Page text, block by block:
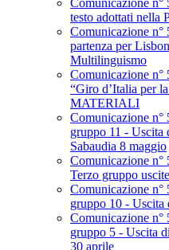
Comunicazione n°
testo adottati nella
Comunicazione n°
partenza per
Multilinguismo
Comunicazione n°
“Giro d’Italia per
MATERIALI
Comunicazione n°
gruppo 11 - Uscita
Sabaudia 8 maggio
Comunicazione n°
Terzo gruppo
Comunicazione n°
gruppo 10 - Uscita
Comunicazione n°
gruppo 5 - Uscita
30 aprile